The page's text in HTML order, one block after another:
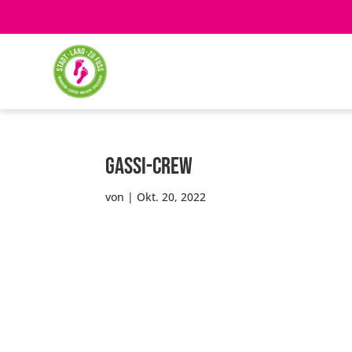
Gassi-Crew
von |Okt. 20, 2022